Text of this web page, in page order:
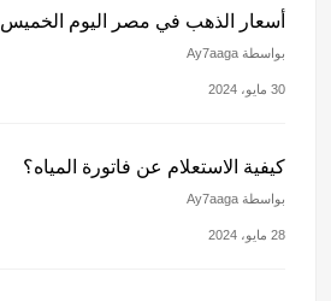
أسعار الذهب في مصر اليوم الخميس 30 مايو 2025
بواسطة Ay7aaga
30 مايو، 2024
كيفية الاستعلام عن فاتورة المياه؟
بواسطة Ay7aaga
28 مايو، 2024